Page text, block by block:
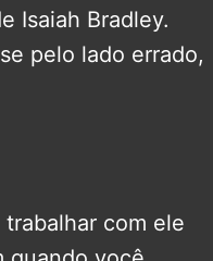
Isaiah Bradley.
pelo lado errado,
com ele